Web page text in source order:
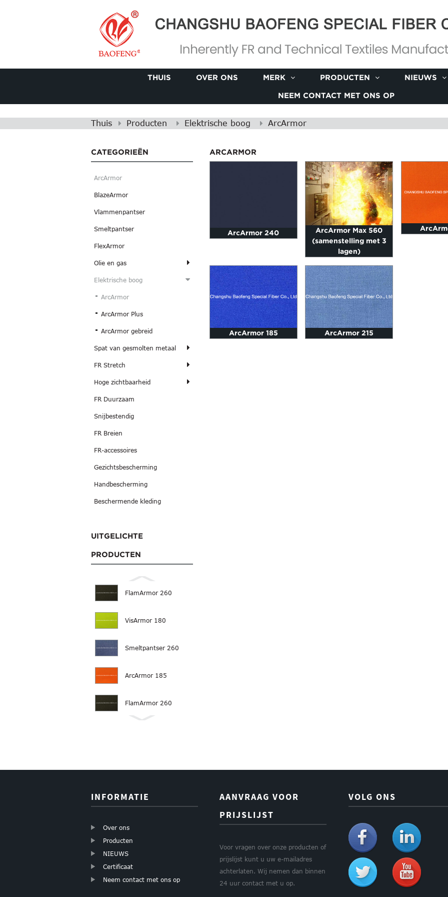
THUIS OVER ONS MERK PRODUCTEN NIEUWS
NEEM CONTACT MET ONS OP
Thuis Producten Elektrische boog ArcArmor
CATEGORIEËN
ArcArmor
BlazeArmor
Vlammenpantser
Smeltpantser
FlexArmor
Olie en gas
Elektrische boog
ArcArmor
ArcArmor Plus
ArcArmor gebreid
Spat van gesmolten metaal
FR Stretch
Hoge zichtbaarheid
FR Duurzaam
Snijbestendig
FR Breien
FR-accessoires
Gezichtsbescherming
Handbescherming
Beschermende kleding
UITGELICHTE
PRODUCTEN
FlamArmor 260
VisArmor 180
Smeltpantser 260
ArcArmor 185
FlamArmor 260
ARCARMOR
ArcArmor 240
ArcArmor Max 560
(samenstelling met 3
lagen)
ArcArmor 185 ArcArmor 215
INFORMATIE
Over ons
Producten
NIEUWS
Certificaat
Neem contact met ons op
AANVRAAG VOOR
PRIJSLIJST
Voor vragen over onze producten of
prijslijst kunt u uw e-mailadres
achterlaten. Wij nemen dan binnen
24 uur contact met u op.
VOLG ONS